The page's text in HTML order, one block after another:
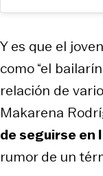
Y es que el
como “el
relación de
Makarena
de seguirse en
rumor de un